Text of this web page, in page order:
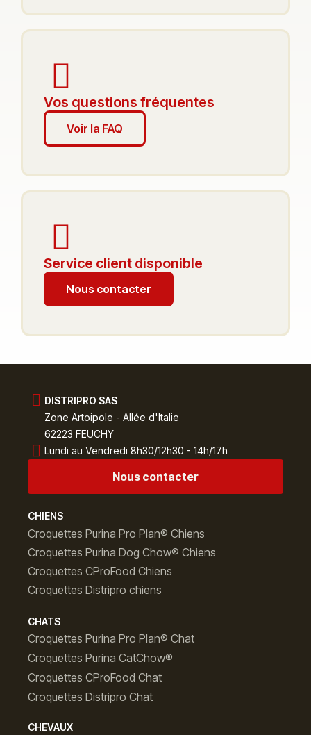
Vos questions fréquentes
Voir la FAQ
Service client disponible
Nous contacter
CHIENS
Croquettes Purina Pro Plan® Chiens
Croquettes Purina Dog Chow® Chiens
Croquettes CProFood Chiens
Croquettes Distripro chiens
CHATS
Croquettes Purina Pro Plan® Chat
Croquettes Purina CatChow®
Croquettes CProFood Chat
Croquettes Distripro Chat
CHEVAUX
DISTRIPRO SAS
Zone Artoipole - Allée d'Italie
62223 FEUCHY
Lundi au Vendredi 8h30/12h30 - 14h/17h
Nous contacter